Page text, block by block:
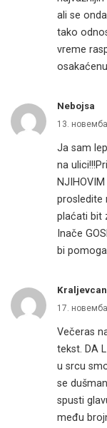
ali se
tako
vreme
Nebojsa
13.
Ja sam
na
NJIHOVIM
prosledite
plaćati bit
Inače
bi
17.
Večeras
tekst. DA
u srcu
se
spusti
među